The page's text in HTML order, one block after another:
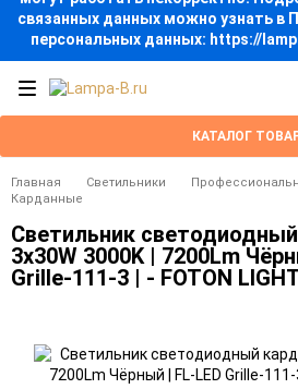
связанных данных можно узнать в
персональных данных: https://
КАТАЛОГ
Главная Светильники
Карданные
Светильник
3x30W 3000K | 7200Lm
Grille-111-3 | - FOTON